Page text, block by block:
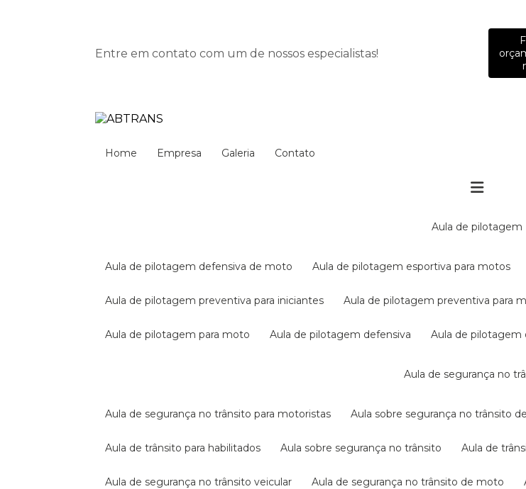
Entre em contato com um de nossos especialistas!
Home Empresa Galeria Contato
aula de pilotagem
aula de pilotagem defensiva de moto aula de pilotagem esportiva para motos
aula de pilotagem preventiva para iniciantes aula de pilotagem preventiva para
aula de pilotagem para moto aula de pilotagem defensiva aula de
aula de segurança no
aula de segurança no trânsito para motoristas aula sobre segurança no trânsito
aula de trânsito para habilitados aula sobre segurança no trânsito aula de
aula de segurança no trânsito veicular aula de segurança no trânsito de moto